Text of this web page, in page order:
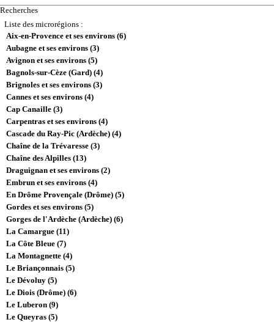
Recherches
Liste des microrégions :
Aix-en-Provence et ses environs (6)
Aubagne et ses environs (3)
Avignon et ses environs (5)
Bagnols-sur-Cèze (Gard) (4)
Brignoles et ses environs (3)
Cannes et ses environs (4)
Cap Canaille (3)
Carpentras et ses environs (4)
Cascade du Ray-Pic (Ardèche) (4)
Chaîne de la Trévaresse (3)
Chaîne des Alpilles (13)
Draguignan et ses environs (2)
Embrun et ses environs (4)
En Drôme Provençale (Drôme) (5)
Gordes et ses environs (5)
Gorges de l'Ardèche (Ardèche) (6)
La Camargue (11)
La Côte Bleue (7)
La Montagnette (4)
Le Briançonnais (5)
Le Dévoluy (5)
Le Diois (Drôme) (6)
Le Luberon (9)
Le Queyras (5)